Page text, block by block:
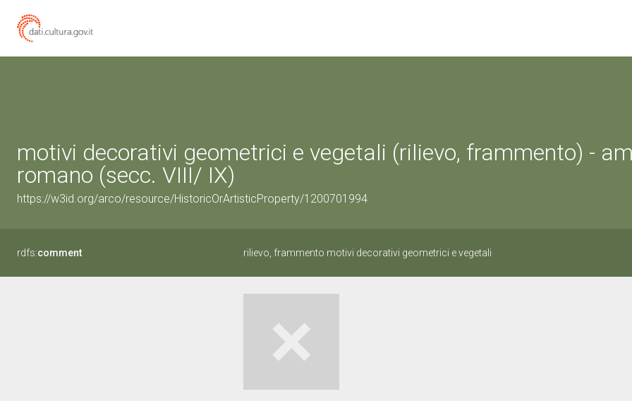
motivi decorativi geometrici e vegetali (rilievo, frammento) -
romano (secc. VIII/ IX)
https://w3id.org/arco/resource/HistoricOrArtisticProperty/1200701994
rdfs:comment rilievo, frammento motivi decorativi geometrici e vegetali